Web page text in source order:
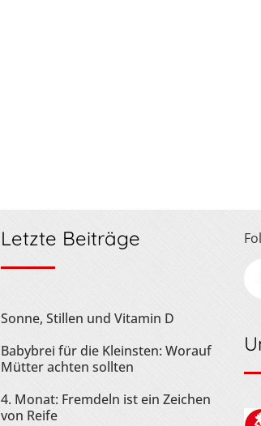
Letzte Beiträge
Sonne, Stillen und Vitamin D
Babybrei für die Kleinsten: Worauf
Mütter achten sollten
4. Monat: Fremdeln ist ein Zeichen
von Reife